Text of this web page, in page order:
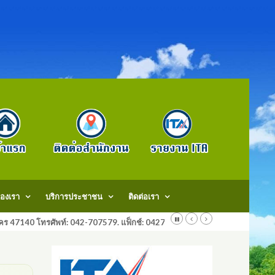
เรา บริการประชาชน ติดต่อเรา
47140 โทรศัพท์: 042-707579. แฟ็กช์: 042707579 E-Mail: